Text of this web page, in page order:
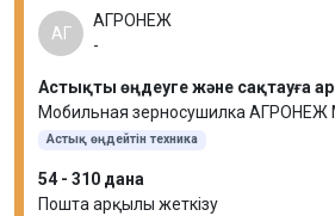
АГ
АГРОНЕЖ
-
Астықты өңдеуге және сақтауға
Мобильная зерносушилка АГРОНЕЖ
Астық өңдейтін техника
54 - 310 дана
Пошта арқылы жеткізу